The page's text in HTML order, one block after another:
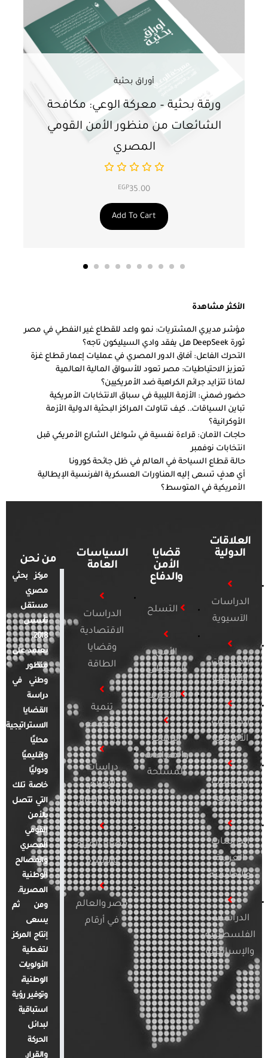
أوراق بحثية
ورقة بحثية – معركة الوعي: مكافحة
الشائعات من منظور الأمن القومي
المصري
EGP35.00
Add To Cart
الأكثر مشاهدة
مؤشر مديري المشتريات: نمو واعد للقطاع غير النفطي في مصر
ثورة DeepSeek هل يفقد وادي السيليكون تاجه؟
التحرك الفاعل: آفاق الدور المصري في عمليات إعمار قطاع غزة
تعزيز الاحتياطيات: مصر تعود للأسواق المالية العالمية
لماذا تتزايد جرائم الكراهية ضد الأمريكيين؟
حضور ضمني: الأزمة الليبية في سباق الانتخابات الأمريكية
تباين السياقات.. كيف تناولت المراكز البحثية الدولية الأزمة
الأوكرانية؟
حاجات الآمان: قراءة نفسية في شواغل الشارع الأمريكي قبل
انتخابات نوفمبر
حالة قطاع السياحة في العالم في ظل جائحة كورونا
أي هدفٍ تسعى إليه المناورات العسكرية الفرنسية الإيطالية
الأمريكية في المتوسط؟
العلاقات
الدولية
الدراسات
الآسيوية
الدراسات
الأفريقية
الدراسات
الأمريكية
الدراسات
الأوروبية
الدراسات
العربية
والإقليمية
الدراسات
الفلسطينية
والإسرائيلية
قضايا
الأمن
والدفاع
التسلح
الأمن
السيبراني
التطرف
الإرهاب
والصراعات
المسلحة
السياسات
العامة
الدراسات
الاقتصادية
وقضايا
الطاقة
تنمية
ومجتمع
دراسات
الإعلام
والرأي العام
قضايا المرأة
والأسرة
مصر والعالم
في أرقام
من نحن
مركز بحثي
مصري
مستقل
تأسس
2018.
يعتمد على
منظور
وطني في
دراسة
القضايا
الاستراتيجية
محليًا
وإقليميًا
ودوليًا
خاصة تلك
التي تتصل
بالأمن
القومي
المصري
والمصالح
الوطنية
المصرية.
ومن ثم
يسعى
إنتاج المركز
لتغطية
الأولويات
الوطنية،
وتوفير رؤية
استباقية
لبدائل
الحركة
والقرار.